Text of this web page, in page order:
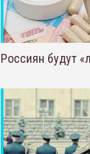
Россиян будут